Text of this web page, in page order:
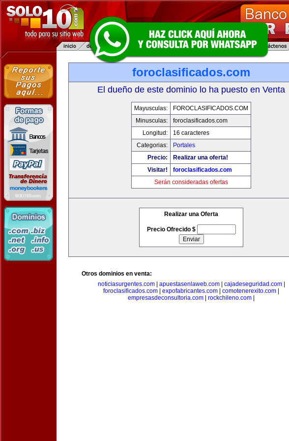
foroclasificados.com
El dueño de este dominio lo ha puesto en Venta
Mayusculas:
FOROCLASIFICADOS.COM
Minusculas:
foroclasificados.com
Longitud:
16 caracteres
Categorias:
Portales
Precio:
Realizar una oferta!
Visitar!
foroclasificados.com
Serán consideradas ofertas
Realizar una Oferta
Precio Ofrecido $
Otros dominios en venta:
noticiasurgentes.com| apuestasenlaweb.com| cajadeseguridad.com|
foroclasificados.com
expofabricantes.com comotenerexito.com
empresasdeconsultoria.com
rockchileno.com